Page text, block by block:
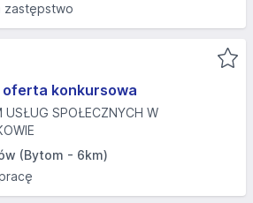
zastępstwo
konkursowa
USŁUG SPOŁECZNYCH W
(Bytom - 6km)